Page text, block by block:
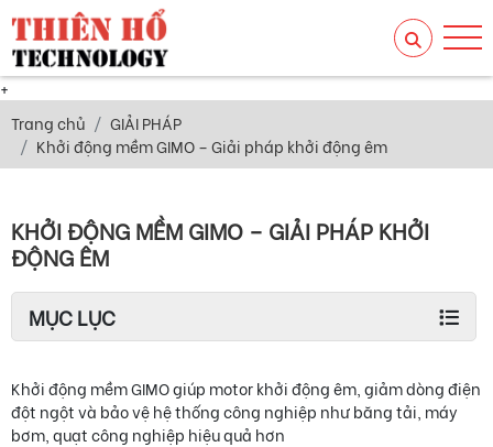
+
Trang chủ
GIẢI PHÁP
Khởi động mềm GIMO – Giải pháp khởi động êm
KHỞI ĐỘNG MỀM GIMO – GIẢI PHÁP KHỞI
ĐỘNG ÊM
MỤC LỤC
Khởi động mềm GIMO giúp motor khởi động êm, giảm dòng điện
đột ngột và bảo vệ hệ thống công nghiệp như băng tải, máy
bơm, quạt công nghiệp hiệu quả hơn